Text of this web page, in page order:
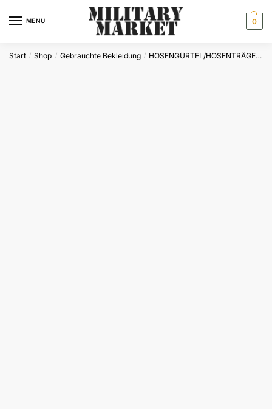
MENU 0
Start / Shop / Gebrauchte Bekleidung / HOSENGÜRTEL/HOSENTRÄGER